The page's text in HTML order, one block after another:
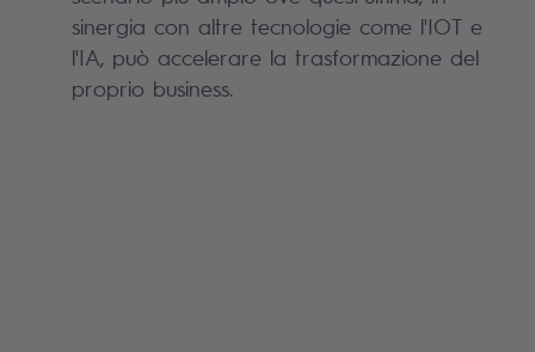
sinergia con altre tecnologie come l'IOT e
l'IA, può accelerare la trasformazione del
proprio business.